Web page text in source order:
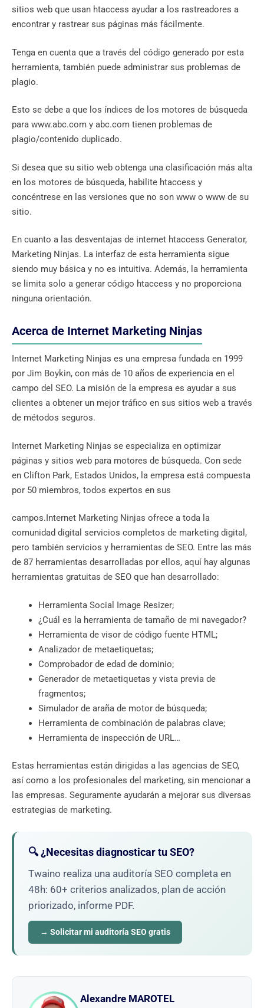
sitios web que usan htaccess ayudar a los rastreadores a
encontrar y rastrear sus páginas más fácilmente.
Tenga en cuenta que a través del código generado por esta
herramienta, también puede administrar sus problemas de
plagio.
Esto se debe a que los índices de los motores de búsqueda
para www.abc.com y abc.com tienen problemas de
plagio/contenido duplicado.
Si desea que su sitio web obtenga una clasificación más alta
en los motores de búsqueda, habilite htaccess y
concéntrese en las versiones que no son www o www de su
sitio.
En cuanto a las desventajas de internet htaccess Generator,
Marketing Ninjas. La interfaz de esta herramienta sigue
siendo muy básica y no es intuitiva. Además, la herramienta
se limita solo a generar código htaccess y no proporciona
ninguna orientación.
Acerca de Internet Marketing Ninjas
Internet Marketing Ninjas es una empresa fundada en 1999
por Jim Boykin, con más de 10 años de experiencia en el
campo del SEO. La misión de la empresa es ayudar a sus
clientes a obtener un mejor tráfico en sus sitios web a través
de métodos seguros.
Internet Marketing Ninjas se especializa en optimizar
páginas y sitios web para motores de búsqueda. Con sede
en Clifton Park, Estados Unidos, la empresa está compuesta
por 50 miembros, todos expertos en sus
campos.Internet Marketing Ninjas ofrece a toda la
comunidad digital servicios completos de marketing digital,
pero también servicios y herramientas de SEO. Entre las más
de 87 herramientas desarrolladas por ellos, aquí hay algunas
herramientas gratuitas de SEO que han desarrollado:
Herramienta Social Image Resizer;
¿Cuál es la herramienta de tamaño de mi navegador?
Herramienta de visor de código fuente HTML;
Analizador de metaetiquetas;
Comprobador de edad de dominio;
Generador de metaetiquetas y vista previa de
fragmentos;
Simulador de araña de motor de búsqueda;
Herramienta de combinación de palabras clave;
Herramienta de inspección de URL…
Estas herramientas están dirigidas a las agencias de SEO,
así como a los profesionales del marketing, sin mencionar a
las empresas. Seguramente ayudarán a mejorar sus diversas
estrategias de marketing.
🔍 ¿Necesitas diagnosticar tu SEO?
Twaino realiza una auditoría SEO completa en
48h: 60+ criterios analizados, plan de acción
priorizado, informe PDF.
→ Solicitar mi auditoría SEO gratis
Alexandre MAROTEL